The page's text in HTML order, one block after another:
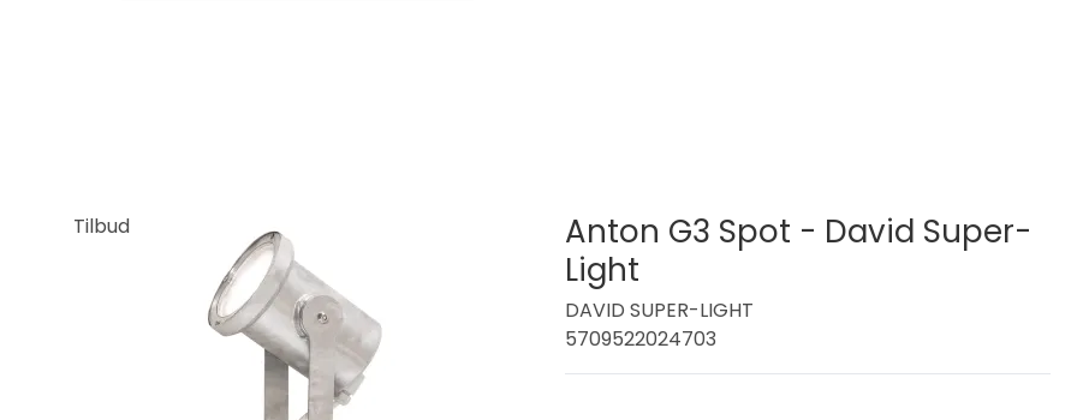
Tilbud
Anton G3 Spot - David Super-
Light
DAVID SUPER-LIGHT
5709522024703